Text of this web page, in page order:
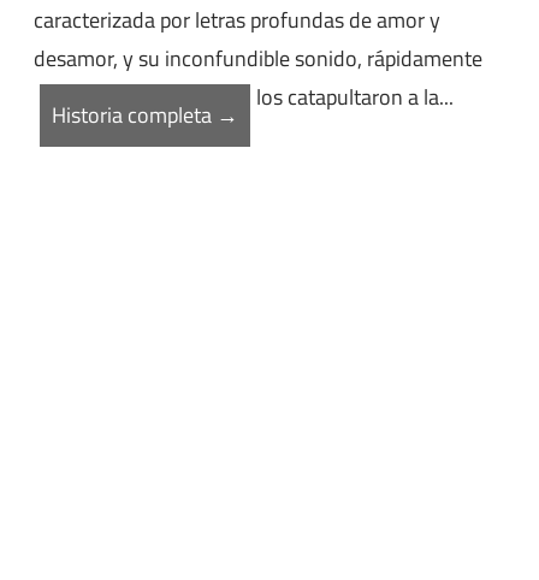
caracterizada por letras profundas de amor y
desamor, y su inconfundible sonido, rápidamente
los catapultaron a la...
Historia completa →